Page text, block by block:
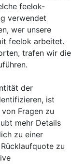
feelok-
verwendet
wer unsere
feelok arbeitet.
trafen wir die
der
ist
Fragen zu
mehr Details
zu einer
zu